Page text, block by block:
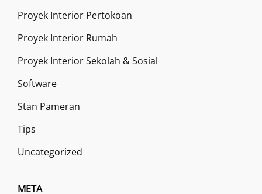
Proyek Interior Pertokoan
Proyek Interior Rumah
Proyek Interior Sekolah & Sosial
Software
Stan Pameran
Tips
Uncategorized
META